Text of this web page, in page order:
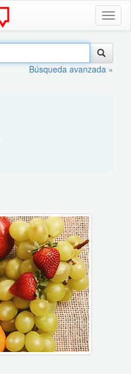
Búsqueda avanzada »